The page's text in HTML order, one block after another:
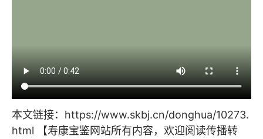
本文链接： https://www.skbj.cn/donghua/10273.
html 【寿康宝鉴网站所有内容，欢迎阅读传播转